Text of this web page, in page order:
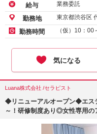
給与 業務委託
勤務地 東京都渋谷区
勤務時間 （仮）10：
気になる
Luana株式会社 /セラピスト
◆リニューアルオープン◆エス
～！研修制度あり◎女性専用